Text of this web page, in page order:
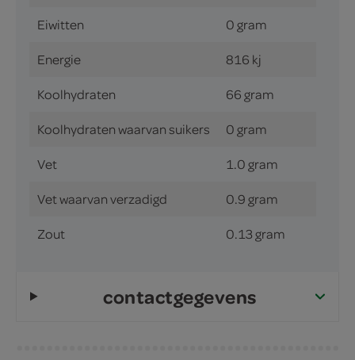
Eiwitten 0 gram
Energie 816 kj
Koolhydraten 66 gram
Koolhydraten waarvan suikers 0 gram
Vet 1.0 gram
Vet waarvan verzadigd 0.9 gram
Zout 0.13 gram
contactgegevens